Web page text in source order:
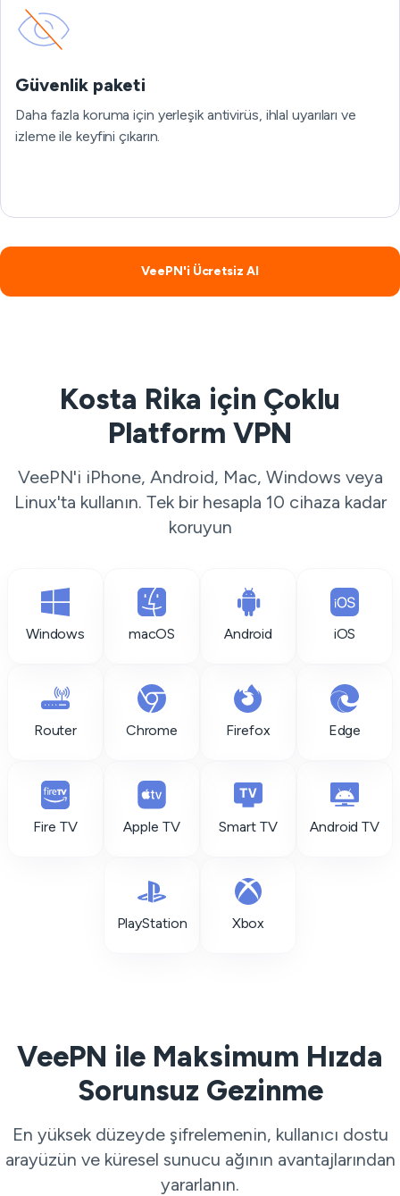
Güvenlik paketi
Daha fazla koruma için yerleşik antivirüs, ihlal uyarıları ve
izleme ile keyfini çıkarın.
VeePN'i Ücretsiz Al
Kosta Rika için Çoklu
Platform VPN
VeePN'i iPhone, Android, Mac, Windows veya
Linux'ta kullanın. Tek bir hesapla 10 cihaza kadar
koruyun
Windows macOS Android iOS
Router Chrome Firefox Edge
Fire TV Apple TV Smart TV Android TV
PlayStation Xbox
VeePN ile Maksimum Hızda
Sorunsuz Gezinme
En yüksek düzeyde şifrelemenin, kullanıcı dostu
arayüzün ve küresel sunucu ağının avantajlarından
yararlanın.